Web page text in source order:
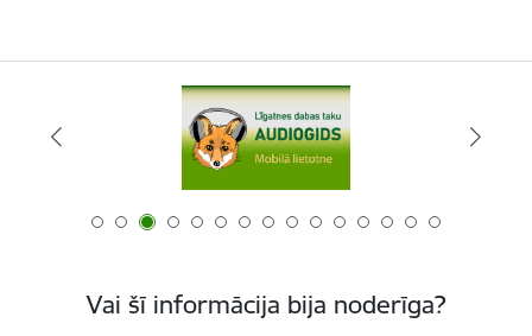
Vai šī informācija bija noderīga?